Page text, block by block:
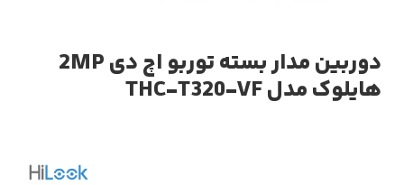
دوربین مدار بسته توربو اچ دی 2MP
هایلوک مدل THC-T320-VF